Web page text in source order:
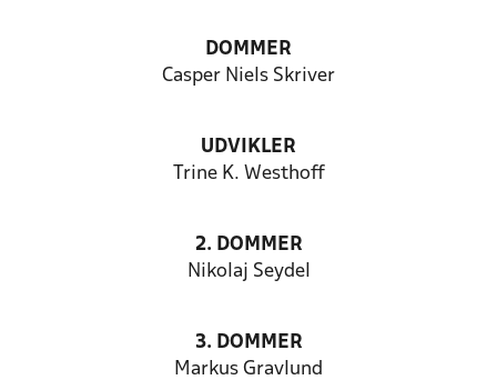
DOMMER
Casper Niels Skriver
UDVIKLER
Trine K. Westhoff
2. DOMMER
Nikolaj Seydel
3. DOMMER
Markus Gravlund